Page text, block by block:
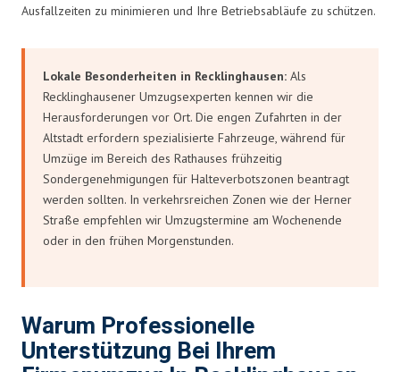
Ausfallzeiten zu minimieren und Ihre Betriebsabläufe zu schützen.
Lokale Besonderheiten in Recklinghausen: Als
Recklinghausener Umzugsexperten kennen wir die
Herausforderungen vor Ort. Die engen Zufahrten in der
Altstadt erfordern spezialisierte Fahrzeuge, während für
Umzüge im Bereich des Rathauses frühzeitig
Sondergenehmigungen für Halteverbotszonen beantragt
werden sollten. In verkehrsreichen Zonen wie der Herner
Straße empfehlen wir Umzugstermine am Wochenende
oder in den frühen Morgenstunden.
Warum Professionelle
Unterstützung Bei Ihrem